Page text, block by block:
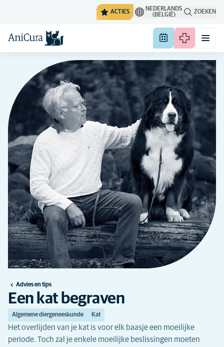
ACTIES
NEDERLANDS
(BELGIË)
ZOEKEN
Advies en tips
Een kat begraven
Algemene diergeneeskunde Kat
Het overlijden van je kat is voor elk baasje een moeilijke
periode. Toch zal je enkele moeilijke beslissingen moeten